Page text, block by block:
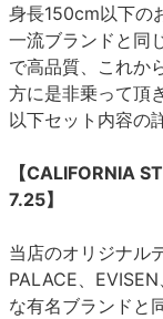
身長150cm以下の
一流ブランドと同
で高品質、これか
方に是非乗って頂
以下セット内容の
【CALIFORNIA
7.25】
当店のオリジナル
PALACE、
な有名ブランドと